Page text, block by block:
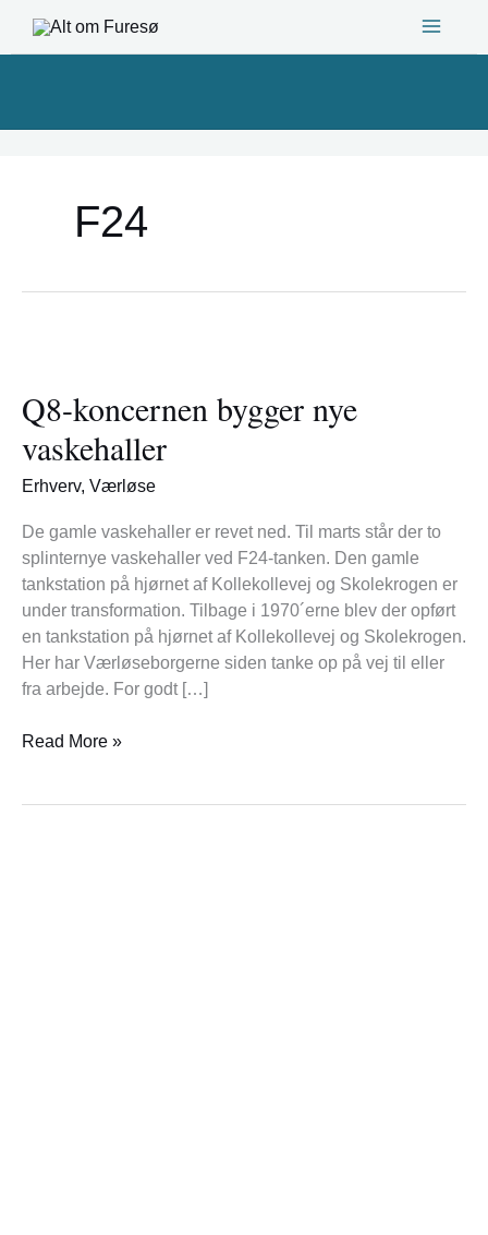
F24
Q8-koncernen bygger nye
vaskehaller
Erhverv, Værløse
De gamle vaskehaller er revet ned. Til marts står der to
splinternye vaskehaller ved F24-tanken. Den gamle
tankstation på hjørnet af Kollekollevej og Skolekrogen er
under transformation. Tilbage i 1970´erne blev der opført
en tankstation på hjørnet af Kollekollevej og Skolekrogen.
Her har Værløseborgerne siden tanke op på vej til eller
fra arbejde. For godt […]
bygger
nye
vaskehaller
Read More »